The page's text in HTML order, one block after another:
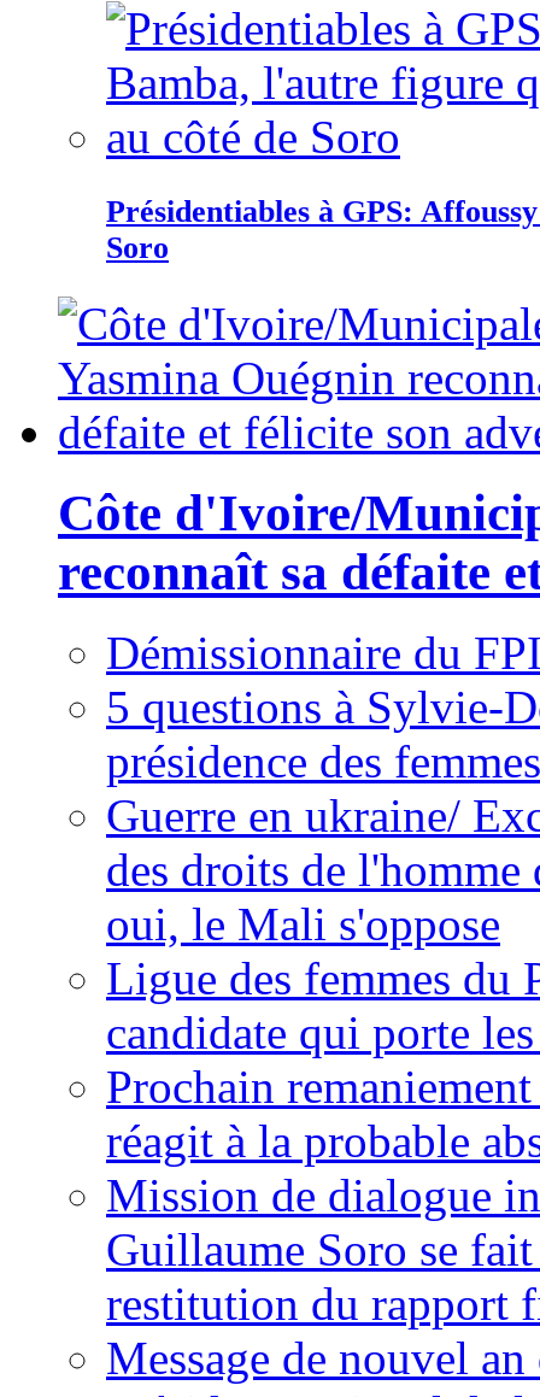
Présidentiables à GPS:
Soro
Côte d'Ivoire/
reconnaît sa défaite
Démissionnaire du
5 questions à Sylvie-
présidence des
Guerre en ukraine/
des droits de
oui, le Mali s'oppose
Ligue des femmes du
candidate qui porte
Prochain
réagit à la probable
Mission de dialogue
Guillaume Soro se
restitution du rapport
Message de nouvel